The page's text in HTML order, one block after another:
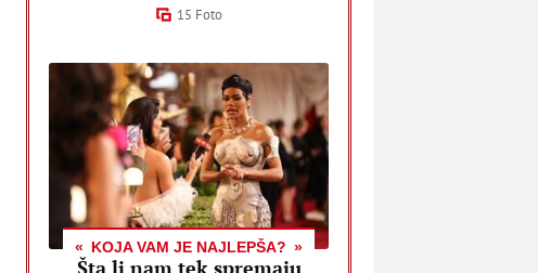
15 Foto
KOJA VAM JE NAJLEPŠA?
Šta li nam tek spremaju